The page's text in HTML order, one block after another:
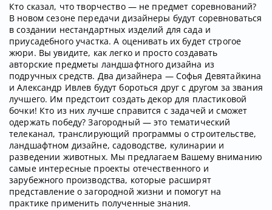
Кто сказал, что творчество — не предмет соревнований?
В новом сезоне передачи дизайнеры будут соревноваться
в создании нестандартных изделий для сада и
приусадебного участка. А оценивать их будет строгое
жюри. Вы увидите, как легко и просто создавать
авторские предметы ландшафтного дизайна из
подручных средств. Два дизайнера — Софья Девятайкина
и Александр Ивлев будут бороться друг с другом за звания
лучшего. Им предстоит создать декор для пластиковой
бочки! Кто из них лучше справится с задачей и сможет
одержать победу? Загородный — это тематический
телеканал, транслирующий программы о строительстве,
ландшафтном дизайне, садоводстве, кулинарии и
разведении животных. Мы предлагаем Вашему вниманию
самые интересные проекты отечественного и
зарубежного производства, которые расширят
представление о загородной жизни и помогут на
практике применить полученные знания.